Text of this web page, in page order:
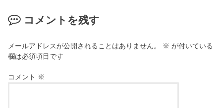
コメントを残す
メールアドレスが公開されることはありません。 ※ が付いている
欄は必須項目です
コメント ※